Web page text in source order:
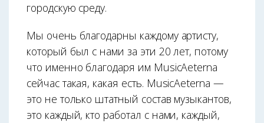
городскую среду.
Мы очень благодарны каждому артисту,
который был с нами за эти 20 лет, потому
что именно благодаря им MusicAeterna
сейчас такая, какая есть. MusicAeterna —
это не только штатный состав музыкантов,
это каждый, кто работал с нами, каждый,